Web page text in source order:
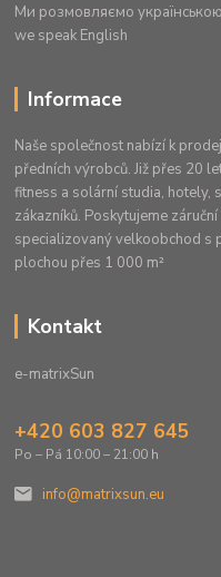
Ми розмовляємо українською
we speak English
Informace
Naše společnost nabízí k
předních výrobců. Již přes 20
fitness a solární studia, hotely,
zákazníků. Poskytujeme
specializovaný velkoobchod s
plochou přes 1 000 m²
Kontakt
e-matrixSun
+420 603 827 645
Po – Pá 10:00 – 21:00 h
info@matrixsun.eu